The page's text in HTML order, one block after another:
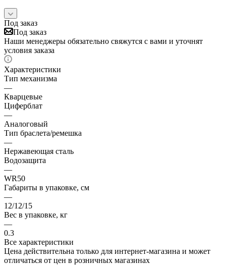
Под заказ
Под заказ
Наши менеджеры обязательно свяжутся с вами и уточнят
условия заказа
Характеристики
Тип механизма
—
Кварцевые
Циферблат
—
Аналоговый
Тип браслета/ремешка
—
Нержавеющая сталь
Водозащита
—
WR50
Габариты в упаковке, см
—
12/12/15
Вес в упаковке, кг
—
0.3
Все характеристики
Цена действительна только для интернет-магазина и может
отличаться от цен в розничных магазинах